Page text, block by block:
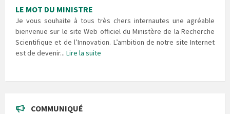
LE MOT DU MINISTRE
Je vous souhaite à tous très chers internautes une agréable
bienvenue sur le site Web officiel du Ministère de la Recherche
Scientifique et de l’Innovation. L’ambition de notre site Internet
est de devenir... Lire la suite
COMMUNIQUÉ